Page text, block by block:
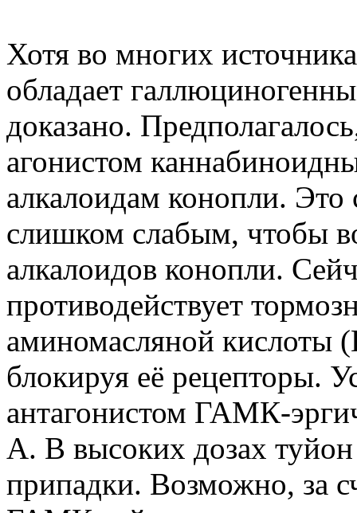
Хотя во многих
обладает
доказано.
агонистом
алкалоидам конопли. Это
слишком слабым, чтобы
алкалоидов конопли.
противодействует
аминомасляной
блокируя её рецепторы.
антагонистом ГАМК-
А. В высоких дозах
припадки. Возможно, за